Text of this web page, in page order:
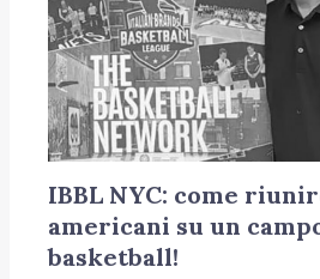
IBBL NYC: come
americani su un
basketball!